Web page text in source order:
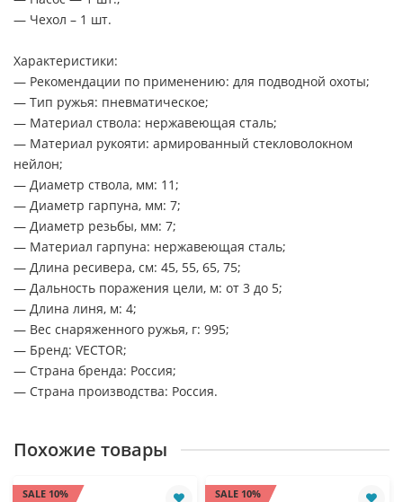
— Чехол – 1 шт.
Характеристики:
— Рекомендации по применению: для подводной охоты;
— Тип ружья: пневматическое;
— Материал ствола: нержавеющая сталь;
— Материал рукояти: армированный стекловолокном
нейлон;
— Диаметр ствола, мм: 11;
— Диаметр гарпуна, мм: 7;
— Диаметр резьбы, мм: 7;
— Материал гарпуна: нержавеющая сталь;
— Длина ресивера, см: 45, 55, 65, 75;
— Дальность поражения цели, м: от 3 до 5;
— Длина линя, м: 4;
— Вес снаряженного ружья, г: 995;
— Бренд: VECTOR;
— Страна бренда: Россия;
— Страна производства: Россия.
Похожие товары
SALE 10% SALE 10%